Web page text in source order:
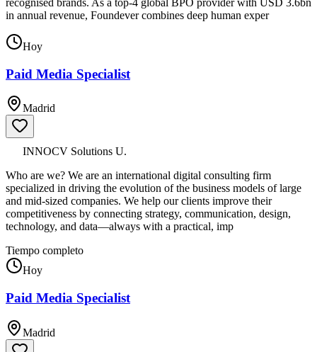
in annual revenue, Foundever combines deep human exper
Hoy
Paid Media Specialist
Madrid
INNOCV Solutions U.
Who are we? We are an international digital consulting firm
specialized in driving the evolution of the business models of large
and mid-sized companies. We help our clients improve their
competitiveness by connecting strategy, communication, design,
technology, and data—always with a practical, imp
Tiempo completo
Hoy
Paid Media Specialist
Madrid